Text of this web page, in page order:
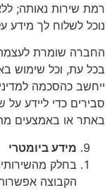
רמת שירות נאותה;
נוכל לשלוח לך מידע
החברה שומרת לעצמה
בכל עת, וכל שימוש
ייחשב כהסכמה
סבירים כדי ליידע על
באתר או באמצעים
מידע ביומטרי
בחלק
הקבוצה אפשרות